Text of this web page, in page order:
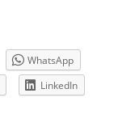
WhatsApp
LinkedIn